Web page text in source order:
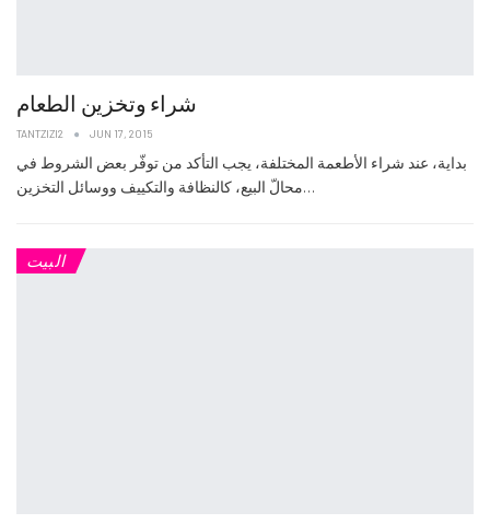
شراء وتخزين الطعام
TANTZIZI2 JUN 17, 2015
بداية، عند شراء الأطعمة المختلفة، يجب التأكد من توفّر بعض الشروط في
محالّ البيع، كالنظافة والتكييف ووسائل التخزين…
البيت